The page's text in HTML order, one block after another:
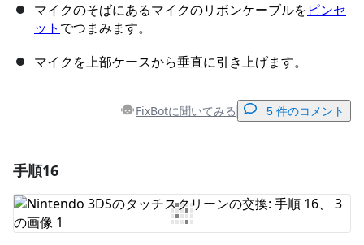
マイクのそばにあるマイクのリボンケーブルをピンセ
ット でつまみます。
マイクを上部ケースから垂直に引き上げます。
FixBotに聞いてみる 5 件のコメント
コメントを追加
手順16